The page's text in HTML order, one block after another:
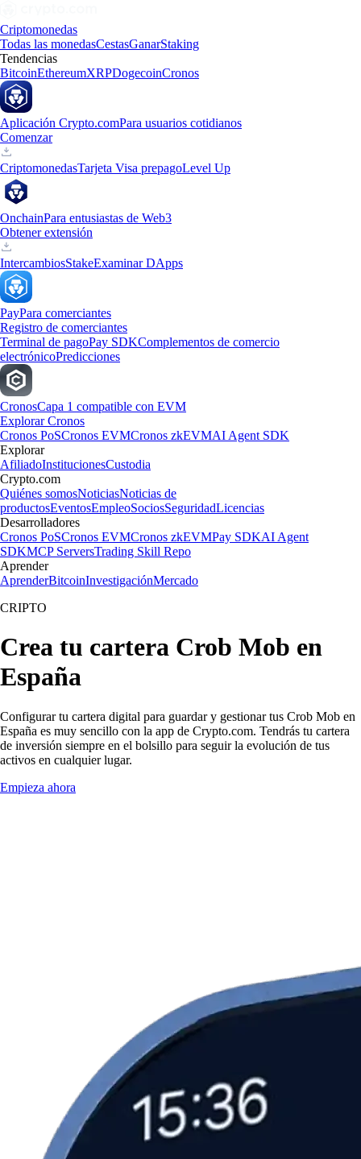
Criptomonedas
Todas las monedasCestasGanarStaking
Tendencias
BitcoinEthereumXRPDogecoinCronos
Aplicación Crypto.comPara usuarios cotidianos
Comenzar
CriptomonedasTarjeta Visa prepagoLevel Up
OnchainPara entusiastas de Web3
Obtener extensión
IntercambiosStakeExaminar DApps
PayPara comerciantes
Registro de comerciantes
Terminal de pagoPay SDKComplementos de comercio
electrónicoPredicciones
CronosCapa 1 compatible con EVM
Explorar Cronos
Cronos PoSCronos EVMCronos zkEVMAI Agent SDK
Explorar
AfiliadoInstitucionesCustodia
Crypto.com
Quiénes somosNoticiasNoticias de
productosEventosEmpleoSociosSeguridadLicencias
Desarrolladores
Cronos PoSCronos EVMCronos zkEVMPay SDKAI Agent
SDKMCP ServersTrading Skill Repo
Aprender
AprenderBitcoinInvestigaciónMercado
CRIPTO
Crea tu cartera Crob Mob en
España
Configurar tu cartera digital para guardar y gestionar tus Crob Mob en
España es muy sencillo con la app de Crypto.com. Tendrás tu cartera
de inversión siempre en el bolsillo para seguir la evolución de tus
activos en cualquier lugar.
Empieza ahora